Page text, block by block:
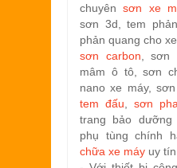
chuyênsơn xe
sơn 3d, tem
phản quang cho
sơn carbon, sơn
mâm ô tô, sơn
nano xe máy,
tem đấu, sơn
trang bảo
phụ tùng chính
chữa xe máy uy